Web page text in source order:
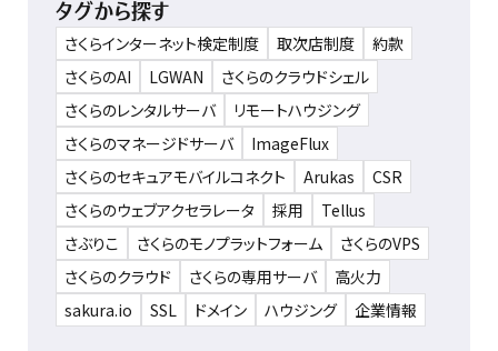
タグから探す
さくらインターネット検定制度 取次店制度
約款
さくらのAI
LGWAN
さくらのクラウドシェル
さくらのレンタルサーバ
リモートハウジング
さくらのマネージドサーバ
ImageFlux
さくらのセキュアモバイルコネクト
Arukas
CSR
さくらのウェブアクセラレータ
採用
Tellus
さぶりこ
さくらのモノプラットフォーム
さくらのVPS
さくらのクラウド
さくらの専用サーバ
高火力
sakura.io
SSL ドメイン ハウジング 企業情報